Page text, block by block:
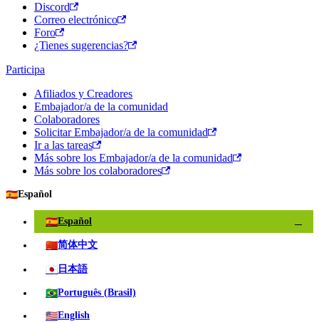
Discord
Correo electrónico
Foro
¿Tienes sugerencias?
Participa
Afiliados y Creadores
Embajador/a de la comunidad
Colaboradores
Solicitar Embajador/a de la comunidad
Ir a las tareas
Más sobre los Embajador/a de la comunidad
Más sobre los colaboradores
🇪🇸Español
🇪🇸Español
🇨🇳简体中文
🇯🇵 日本語
🇧🇷Português (Brasil)
🇺🇸English